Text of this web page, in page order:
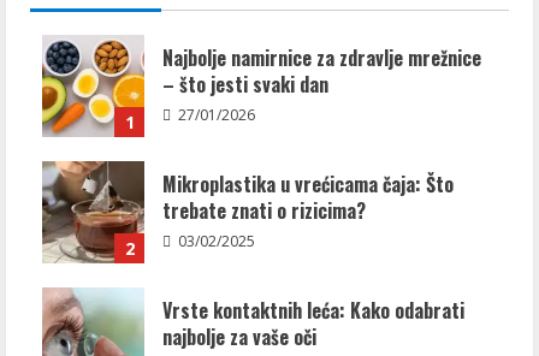
1
Najbolje namirnice za zdravlje mrežnice
– što jesti svaki dan
27/01/2026
2
Mikroplastika u vrećicama čaja: Što
trebate znati o rizicima?
03/02/2025
Vrste kontaktnih leća: Kako odabrati
najbolje za vaše oči